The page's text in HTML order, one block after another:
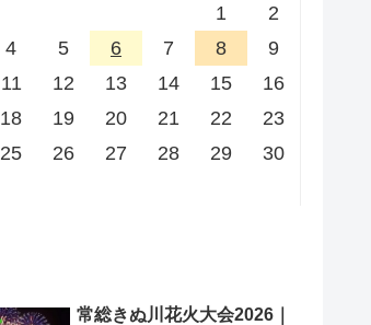
1
2
4 5 6 7 8
9
11 12 13 14 15
16
18 19 20 21 22
23
25 26 27 28 29
30
常総きぬ川花火大会2026｜